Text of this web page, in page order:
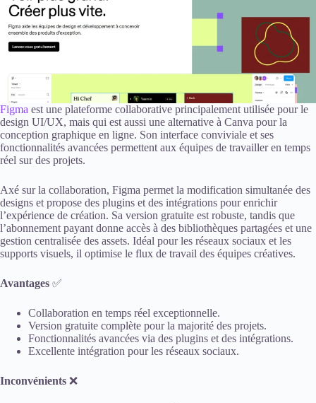
Figma est une plateforme collaborative principalement utilisée pour le
design UI/UX, mais qui est aussi une alternative à Canva pour la
conception graphique en ligne. Son interface conviviale et ses
fonctionnalités avancées permettent aux équipes de travailler en temps
réel sur des projets.
Axé sur la collaboration, Figma permet la modification simultanée des
designs et propose des plugins et des intégrations pour enrichir
l’expérience de création. Sa version gratuite est robuste, tandis que
l’abonnement payant donne accès à des bibliothèques partagées et une
gestion centralisée des assets. Idéal pour les réseaux sociaux et les
supports visuels, il optimise le flux de travail des équipes créatives.
Avantages ✅
Collaboration en temps réel exceptionnelle.
Version gratuite complète pour la majorité des projets.
Fonctionnalités avancées via des plugins et des intégrations.
Excellente intégration pour les réseaux sociaux.
Inconvénients ❌